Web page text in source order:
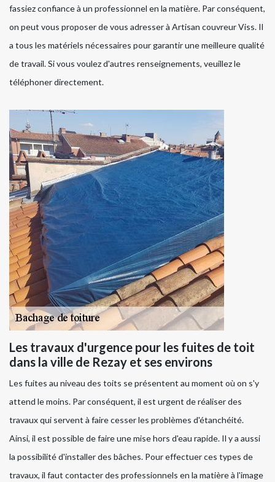
fassiez confiance à un professionnel en la matière. Par conséquent,
on peut vous proposer de vous adresser à Artisan couvreur Viss. Il
a tous les matériels nécessaires pour garantir une meilleure qualité
de travail. Si vous voulez d'autres renseignements, veuillez le
téléphoner directement.
Les travaux d'urgence pour les fuites de toit
dans la ville de Rezay et ses environs
Les fuites au niveau des toits se présentent au moment où on s'y
attend le moins. Par conséquent, il est urgent de réaliser des
travaux qui servent à faire cesser les problèmes d'étanchéité.
Ainsi, il est possible de faire une mise hors d'eau rapide. Il y a aussi
la possibilité d'installer des bâches. Pour effectuer ces types de
travaux, il faut contacter des professionnels en la matière à l'image